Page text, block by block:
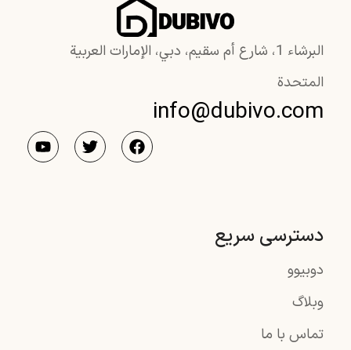
البرشاء 1، شارع أم سقيم، دبي، الإمارات العربية
المتحدة
info@dubivo.com
دسترسی سریع
دوبیوو
وبلاگ
تماس با ما